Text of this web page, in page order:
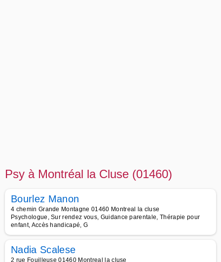
Psy à Montréal la Cluse (01460)
Bourlez Manon
4 chemin Grande Montagne 01460 Montreal la cluse
Psychologue, Sur rendez vous, Guidance parentale, Thérapie pour
enfant, Accès handicapé, G
Nadia Scalese
2 rue Fouilleuse 01460 Montreal la cluse